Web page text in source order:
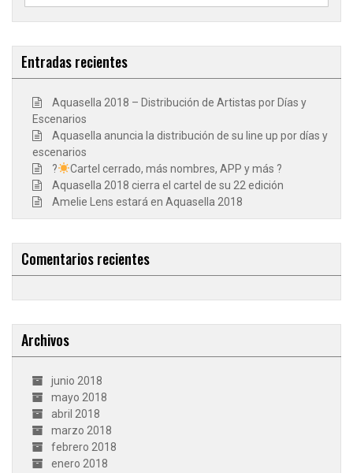
Entradas recientes
Aquasella 2018 – Distribución de Artistas por Días y
Escenarios
Aquasella anuncia la distribución de su line up por días y
escenarios
?
Cartel cerrado, más nombres, APP y más ?
Aquasella 2018 cierra el cartel de su 22 edición
Amelie Lens estará en Aquasella 2018
Comentarios recientes
Archivos
junio 2018
mayo 2018
abril 2018
marzo 2018
febrero 2018
enero 2018